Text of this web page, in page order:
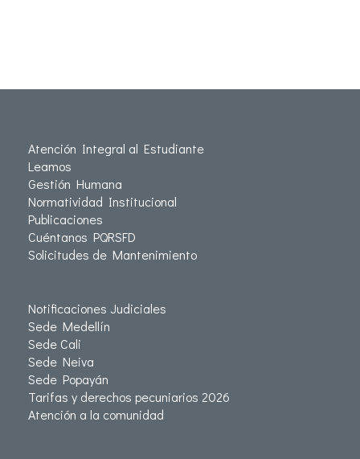
Atención Integral al Estudiante
Leamos
Gestión Humana
Normatividad Institucional
Publicaciones
Cuéntanos PQRSFD
Solicitudes de Mantenimiento
Notificaciones Judiciales
Sede Medellín
Sede Cali
Sede Neiva
Sede Popayán
Tarifas y derechos pecuniarios 2026
Atención a la comunidad